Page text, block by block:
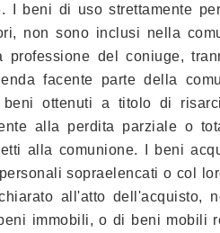
I beni di uso strettamente
non sono inclusi nella
professione del coniuge,
facente parte della
ottenuti a titolo di
alla perdita parziale o
alla comunione. I beni
sopraelencati o col
all'atto dell'acquisto,
immobili, o di beni mobili